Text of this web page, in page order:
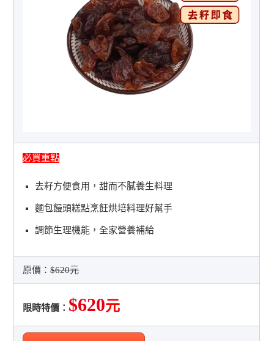
必買重點
去籽方便食用，甜而不膩養生料理
麵包饅頭糕點烹飪烘培料理好幫手
調節生理機能，全家營養補給
原價：$620元
限時特價： $620元